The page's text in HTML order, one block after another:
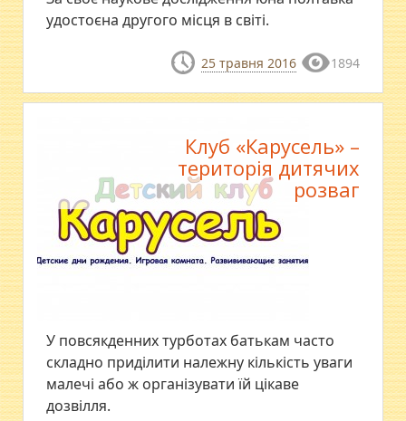
удостоєна другого місця в світі.
25 травня 2016 1894
Клуб «Карусель» –
територія дитячих
розваг
У повсякденних турботах батькам часто
складно приділити належну кількість уваги
малечі або ж організувати їй цікаве
дозвілля.